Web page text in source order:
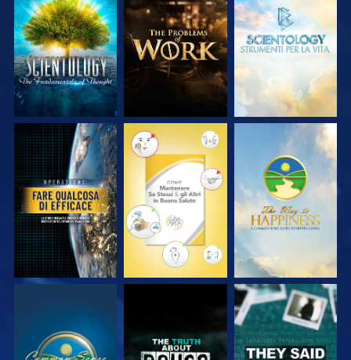
ESPLORA LE
SERIE
ESPLORA LE
SERIE
ESPLORA LE
SERIE
GUARDA GUARDA GUARDA
GUARDA GUARDA GUARDA